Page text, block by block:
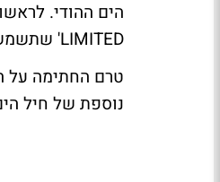
LIMITED' שתשמש קבלן ראשי בפרויקט כחלק ממדיניות "Make in India" של הממשל ההודי.
טרם החתימה על
נוספת של חיל